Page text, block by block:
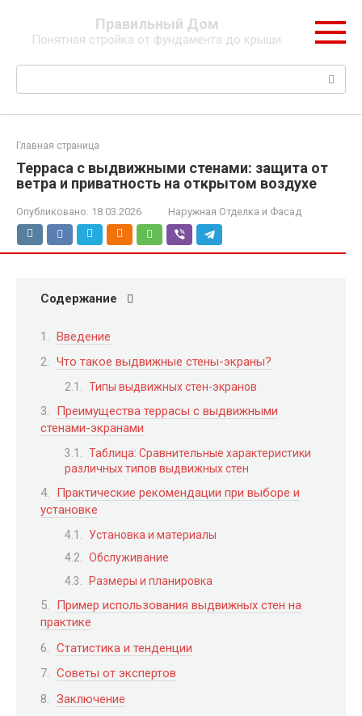
контенту
Правильный Дом
Понятная стройка от фундамента до крыши.
Поиск:
Главная страница
Терраса с выдвижными стенами: защита от
ветра и приватность на открытом воздухе
Опубликовано: 18.03.2026 Наружная Отделка и Фасад
Содержание
Введение
Что такое выдвижные стены-экраны?
Типы выдвижных стен-экранов
Преимущества террасы с выдвижными
стенами-экранами
Таблица: Сравнительные характеристики
различных типов выдвижных стен
Практические рекомендации при выборе и
установке
Установка и материалы
Обслуживание
Размеры и планировка
Пример использования выдвижных стен на
практике
Статистика и тенденции
Советы от экспертов
Заключение